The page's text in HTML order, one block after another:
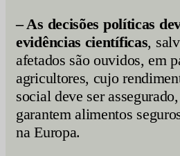
– As decisões políticas
evidências científicas,
afetados são ouvidos, em
agricultores, cujo
social deve ser
garantem alimentos
na Europa.